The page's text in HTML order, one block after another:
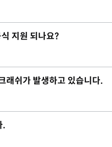
지원 되나요?
쉬가 발생하고 있습니다.
.